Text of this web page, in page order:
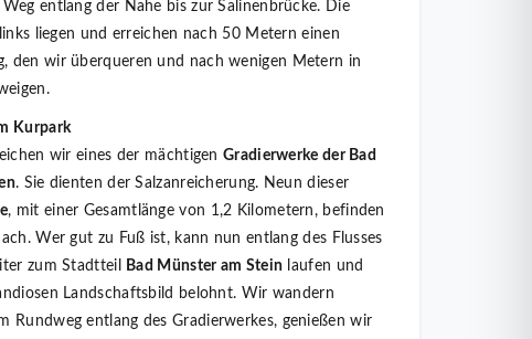
entlang der Nahe bis zur Salinenbrücke. Die
liegen und erreichen nach 50 Metern einen
den wir überqueren und nach wenigen Metern in
Kurpark
wir eines der mächtigenGradierwerke der Bad
. Sie dienten der Salzanreicherung. Neun dieser
, mit einer Gesamtlänge von 1,2 Kilometern, befinden
Wer gut zu Fuß ist, kann nun entlang des Flusses
zum Stadtteil
Bad Münster am Stein laufen und
Landschaftsbild belohnt. Wir wandern
Rundweg entlang des Gradierwerkes, genießen wir